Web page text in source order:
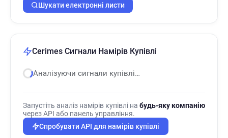
j*****@cerimes.fr
Шукати електронні листи
Cerimes Сигнали Намірів Купівлі
Аналізуючи сигнали купівлі…
Запустіть аналіз намірів купівлі на будь-яку компанію
через API або панель управління.
Спробувати API для намірів купівлі